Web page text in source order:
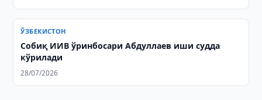
ЎЗБЕКИСТОН
Собиқ ИИВ ўринбосари Абдуллаев иши судда
кўрилади
28/07/2026